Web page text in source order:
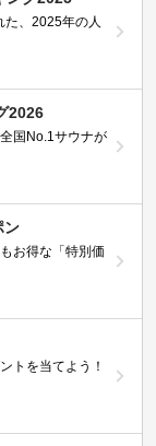
、2025年の人
2026
国No.1サウナが
ン
お得な「特別価
トを当てよう！